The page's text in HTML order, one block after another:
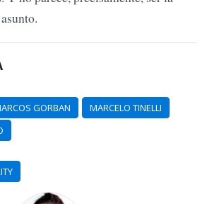
GORBAN
MARCELO TINELLI